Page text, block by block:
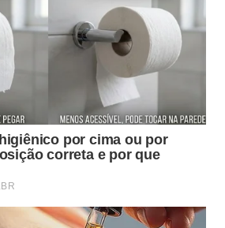
sem sofrimento?
plano de ação doméstico
utensílio da sua cozinha. O
correta é deixar os
por você, garantindo que
de higienizaçãoderreta a
descansa, permitindo que o
reapareça sem dramas na sua